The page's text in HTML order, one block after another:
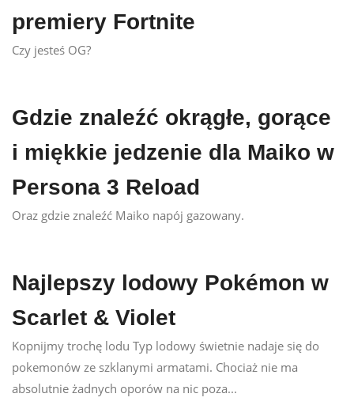
premiery Fortnite
Czy jesteś OG?
Gdzie znaleźć okrągłe, gorące
i miękkie jedzenie dla Maiko w
Persona 3 Reload
Oraz gdzie znaleźć Maiko napój gazowany.
Najlepszy lodowy Pokémon w
Scarlet & Violet
Kopnijmy trochę lodu Typ lodowy świetnie nadaje się do
pokemonów ze szklanymi armatami. Chociaż nie ma
absolutnie żadnych oporów na nic poza...